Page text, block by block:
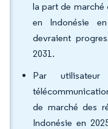
la part de marché
en Indonésie
devraient
2031.
Par
de marché des
Indonésie en